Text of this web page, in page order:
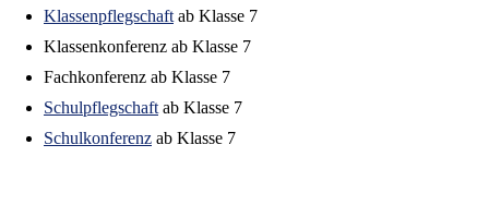
Klassenpflegschaft ab Klasse 7
Klassenkonferenz ab Klasse 7
Fachkonferenz ab Klasse 7
Schulpflegschaft ab Klasse 7
Schulkonferenz ab Klasse 7